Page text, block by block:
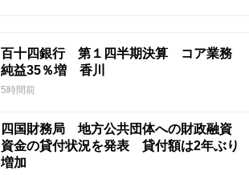
百十四銀行 第１四半期決算 コア業務
純益35％増 香川
5時間前
四国財務局 地方公共団体への財政融資
資金の貸付状況を発表 貸付額は2年ぶり
増加